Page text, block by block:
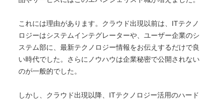
これには理由があります。クラウド出現以前は、ITテクノ
ロジーはシステムインテグレーターや、ユーザー企業のシ
ステム部に、最新テクノロジー情報をお伝えするだけで良
い時代でした。さらにノウハウは企業秘密で公開されない
のが一般的でした。
しかし、クラウド出現以降、ITテクノロジー活用のハード